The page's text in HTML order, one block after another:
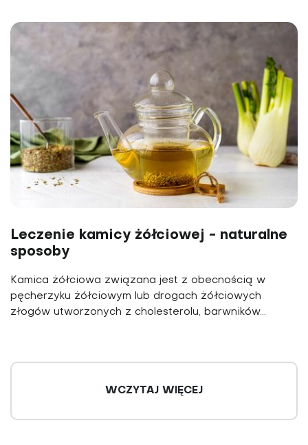
Leczenie kamicy żółciowej - naturalne
sposoby
Kamica żółciowa związana jest z obecnością w
pęcherzyku żół­ciowym lub drogach żółciowych
złogów utworzonych z choleste­rolu, barwników...
WCZYTAJ WIĘCEJ